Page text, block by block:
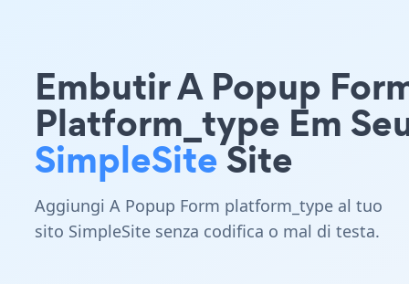
Embutir A Popup
Platform_type Em
SimpleSiteSite
Aggiungi A Popup Form platform_type al tuo
sito SimpleSite senza codifica o mal di testa.